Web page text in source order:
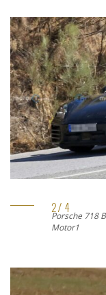
Porsche 718
Motor1